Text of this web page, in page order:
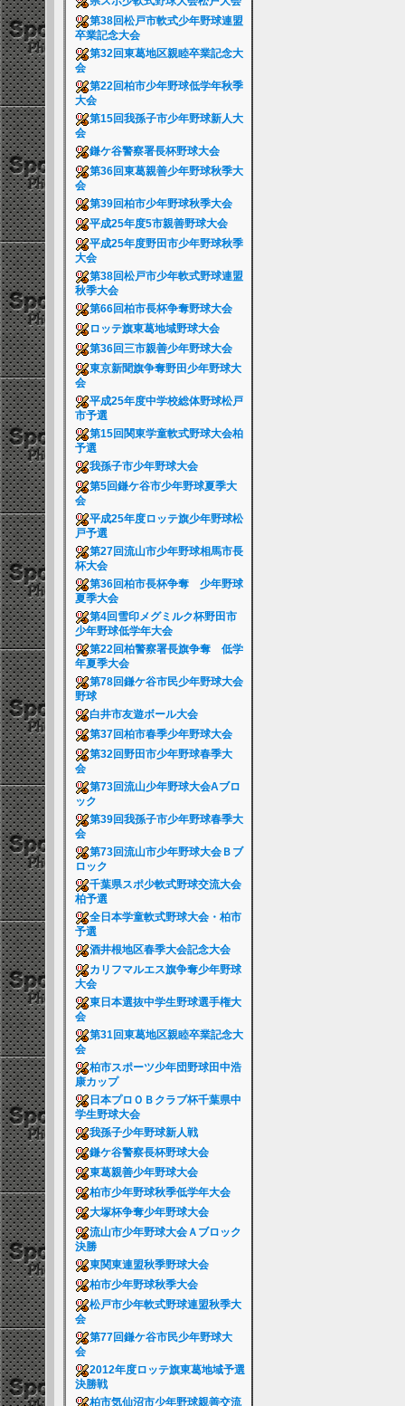
第38回松戸市軟式少年野球連盟
卒業記念大会
第32回東葛地区親睦卒業記念大
会
第22回柏市少年野球低学年秋季
大会
第15回我孫子市少年野球新人大
会
鎌ケ谷警察署長杯野球大会
第36回東葛親善少年野球秋季大
会
第39回柏市少年野球秋季大会
平成25年度5市親善野球大会
平成25年度野田市少年野球秋季
大会
第38回松戸市少年軟式野球連盟
秋季大会
第66回柏市長杯争奪野球大会
ロッテ旗東葛地域野球大会
第36回三市親善少年野球大会
東京新聞旗争奪野田少年野球大
会
平成25年度中学校総体野球松戸
市予選
第15回関東学童軟式野球大会柏
予選
我孫子市少年野球大会
第5回鎌ケ谷市少年野球夏季大
会
平成25年度ロッテ旗少年野球松
戸予選
第27回流山市少年野球相馬市長
杯大会
第36回柏市長杯争奪 少年野球
夏季大会
第4回雪印メグミルク杯野田市
少年野球低学年大会
第22回柏警察署長旗争奪 低学
年夏季大会
第78回鎌ケ谷市民少年野球大会
野球
白井市友遊ボール大会
第37回柏市春季少年野球大会
第32回野田市少年野球春季大
会
第73回流山少年野球大会Aブロ
ック
第39回我孫子市少年野球春季大
会
第73回流山市少年野球大会Ｂブ
ロック
千葉県スポ少軟式野球交流大会
柏予選
全日本学童軟式野球大会・柏市
予選
酒井根地区春季大会記念大会
カリフマルエス旗争奪少年野球
大会
東日本選抜中学生野球選手権大
会
第31回東葛地区親睦卒業記念大
会
柏市スポーツ少年団野球田中浩
康カップ
日本プロＯＢクラブ杯千葉県中
学生野球大会
我孫子少年野球新人戦
鎌ケ谷警察長杯野球大会
東葛親善少年野球大会
柏市少年野球秋季低学年大会
大塚杯争奪少年野球大会
流山市少年野球大会Ａブロック
決勝
東関東連盟秋季野球大会
柏市少年野球秋季大会
松戸市少年軟式野球連盟秋季大
会
第77回鎌ケ谷市民少年野球大
会
2012年度ロッテ旗東葛地域予選
決勝戦
柏市気仙沼市少年野球親善交流